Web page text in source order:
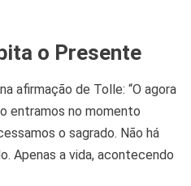
o Presente
afirmação de Tolle: “O agora
entramos no momento
o sagrado. Não há
Apenas a vida, acontecendo